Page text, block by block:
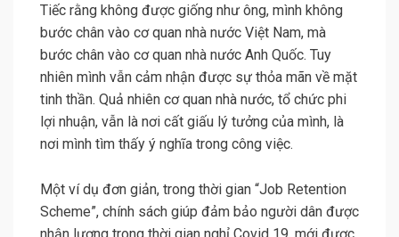
Tiếc rằng không được giống như ông, mình không
bước chân vào cơ quan nhà nước Việt Nam, mà
bước chân vào cơ quan nhà nước Anh Quốc. Tuy
nhiên mình vẫn cảm nhận được sự thỏa mãn về mặt
tinh thần. Quả nhiên cơ quan nhà nước, tổ chức phi
lợi nhuận, vẫn là nơi cất giấu lý tưởng của mình, là
nơi mình tìm thấy ý nghĩa trong công việc.
Một ví dụ đơn giản, trong thời gian “Job Retention
Scheme”, chính sách giúp đảm bảo người dân được